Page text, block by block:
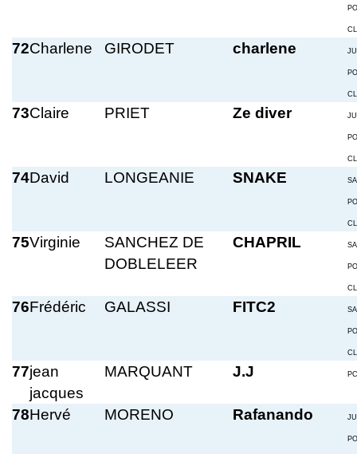
72Charlene GIRODET charlene
73Claire PRIET Ze diver
74David LONGEANIE SNAKE
75Virginie
SANCHEZ DE
DOBLELEER
CHAPRIL
76Frédéric GALASSI FITC2
77jean
jacques
MARQUANT J.J
78Hervé MORENO Rafanando